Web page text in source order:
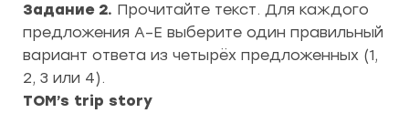
Задание 2. Прочитайте текст. Для каждого
предложения А–Е выберите один правильный
вариант ответа из четырёх предложенных (1,
2, 3 или 4).
TOM’s trip story